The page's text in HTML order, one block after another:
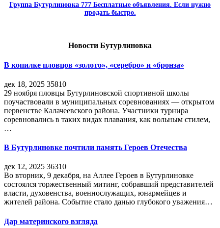
Группа Бутурлиновка 777 Бесплатные объявления. Если нужно
продать быстро.
Новости Бутурлиновка
В копилке пловцов «золото», «серебро» и «бронза»
дек 18, 2025 35810
29 ноября пловцы Бутурлиновской спортивной школы
поучаствовали в муниципальных соревнованиях — открытом
первенстве Калачеевского района. Участники турнира
соревновались в таких видах плавания, как вольным стилем,
…
В Бутурлиновке почтили память Героев Отечества
дек 12, 2025 36310
Во вторник, 9 декабря, на Аллее Героев в Бутурлиновке
состоялся торжественный митинг, собравший представителей
власти, духовенства, военнослужащих, юнармейцев и
жителей района. Событие стало данью глубокого уважения…
Дар материнского взгляда